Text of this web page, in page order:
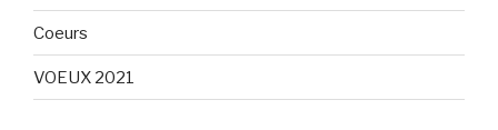
Coeurs
VOEUX 2021